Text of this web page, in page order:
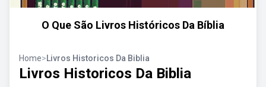
O Que São Livros Históricos Da Bíblia
Home>Livros Historicos Da Biblia
Livros Historicos Da Biblia